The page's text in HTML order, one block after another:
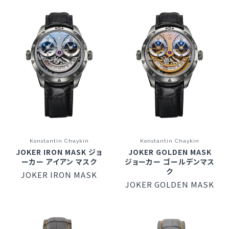
Konstantin Chaykin
JOKER IRON MASK ジョ
ーカー アイアン マスク
JOKER IRON MASK
Konstantin Chaykin
JOKER GOLDEN MASK
ジョーカー ゴールデンマス
ク
JOKER GOLDEN MASK